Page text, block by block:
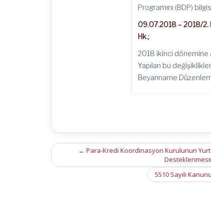
Programını (BDP)
09.07.2018 – 2018/2.
Hk.;
2018 ikinci dönemine
Yapılan bu
Beyanname
Post
navigation
← Para-Kredi Koordinasyon Kurulunun Yurt
5510 Sayılı